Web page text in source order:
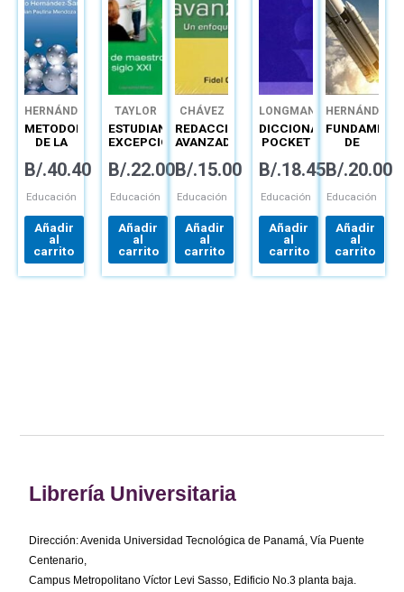
HERNÁNDEZ
METODOLOGÍA
DE LA
LAS
CUANTITATIVA,
Y MIXTA
B/.40.40
Educación
Añadir
al
carrito
TAYLOR
ESTUDIANTES
EXCEPCIONALES
B/.22.00
Educación
Añadir
al
carrito
CHÁVEZ
REDACCIÓN
AVANZADA
B/.15.00
Educación
Añadir
al
carrito
LONGMAN
DICCIONARIO
POCKET
B/.18.45
Educación
Añadir
al
carrito
HERNÁNDEZ
DE
B/.20.00
Educación
Añadir
al
carrito
Librería Universitaria
Dirección: Avenida Universidad Tecnológica de Panamá, Vía Puente
Centenario,
Campus Metropolitano Víctor Levi Sasso, Edificio No.3 planta baja.